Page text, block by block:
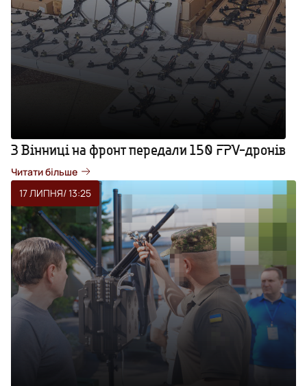
З Вінниці на фронт передали 150 FPV-дронів
Читати більше
17 ЛИПНЯ/ 13:25